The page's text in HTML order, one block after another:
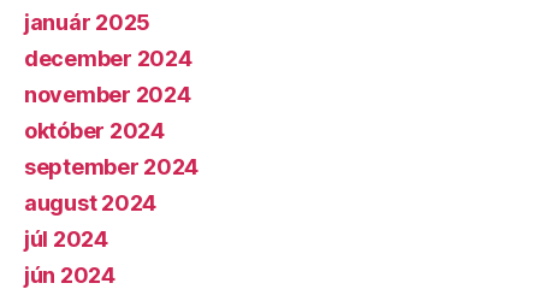
január 2025
december 2024
november 2024
október 2024
september 2024
august 2024
júl 2024
jún 2024